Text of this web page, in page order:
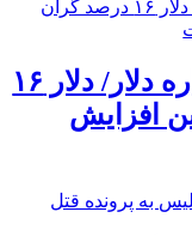
اظهارات همتی درباره دلار/ دلار ۱۶
افزایش
به پرونده قتل